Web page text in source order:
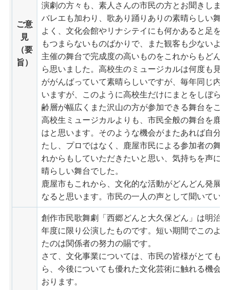
ご意
見
（要
旨）
演劇の方々も、素人さんの市民の方とお聞きしま
バレエも加わり、歌あり踊りありの素晴らしい舞
よく、文化会館やリナシテイにも何かあると足を
もつまらないものばかりで、また観客も少ないよ
主催の舞台で完成度の高いものをこれからもどん
ら思いました。高校生のミュージカルは何度も見
ががんばっていて素晴らしいですが、毎年同じ内
いますが、このように高校生だけにまとをしぼら
齢層が幅広くまた沢山の方が参加できる舞台をこ
高校生ミュージカルよりも、市民全般の舞台を鹿
はと思います。そのような機会がまたあれば自分
たし、プロではなく、鹿屋市民による参加者の舞
れからもしていただきたいと思い、気持ちを声に
晴らしい舞台でした。
鹿屋市もこれから、文化的な活動がどんどん発展
なると思います。市民の一人の声として聞いてい
創作市民歌舞劇「西郷どんと大久保どん」は明治
年度に限り公演したものです。短い期間でこのよ
たのは関係者の努力の賜です。
さて、文化事業については、市民の皆様がとても
ら、今後についても優れた文化芸術に触れる機会
おります。